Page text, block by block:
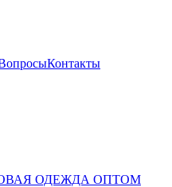
Контакты
ОДЕЖДА ОПТОМ